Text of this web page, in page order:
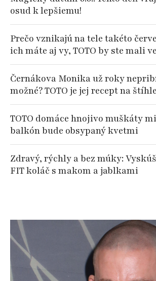
osud k lepšiemu!
Prečo vznikajú na tele takéto
ich máte aj vy, TOTO by ste mali
Černákova Monika už roky
možné? TOTO je jej recept na
TOTO domáce hnojivo muškáty
balkón bude obsypaný kvetmi
Zdravý, rýchly a bez múky:
FIT koláč s makom a jablkami